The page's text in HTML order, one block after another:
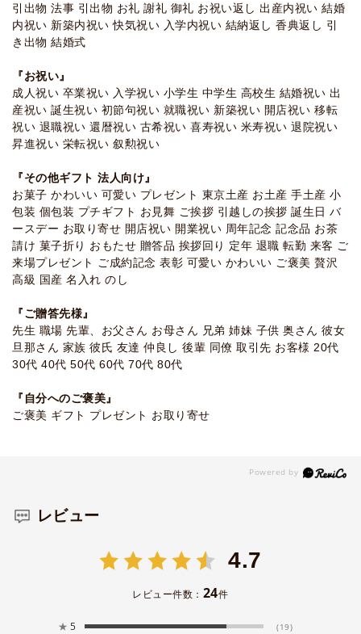
引出物 法事 引出物 お礼 謝礼 御礼 お祝い返し 出産内祝い 結婚
内祝い 新築内祝い 快気祝い 入学内祝い 結納返し 香典返し 引
き出物 結婚式
『お祝い』
成人祝い 卒業祝い 入学祝い 小学生 中学生 高校生 結婚祝い 出
産祝い 誕生祝い 初節句祝い 就職祝い 新築祝い 開店祝い 移転
祝い 退職祝い 還暦祝い 古希祝い 喜寿祝い 米寿祝い 退院祝い
昇進祝い 栄転祝い 叙勲祝い
『その他ギフト 法人向け』
お菓子 かわいい 可愛い プレゼント 東京土産 お土産 手土産 小
包装 個包装 プチギフト お見舞 ご挨拶 引越しの挨拶 誕生日 バ
ースデー お取り寄せ 開店祝い 開業祝い 周年記念 記念品 お茶
請け 菓子折り おもたせ 贈答品 挨拶回り 定年 退職 転勤 来客 ご
来場プレゼント ご成約記念 表彰 可愛い かわいい ご褒美 贅沢
高級 国産 名入れ のし
『ご贈答先様』
先生 職場 先輩、お父さん お母さん 兄弟 姉妹 子供 奥さん 彼女
旦那さん 家族 彼氏 友達 仲良し 後輩 同僚 取引先 お客様 20代
30代 40代 50代 60代 70代 80代
『自分へのご褒美』
ご褒美 ギフト プレゼント お取り寄せ
レビュー
4.7
レビュー件数： 24件
★ 5 (19)